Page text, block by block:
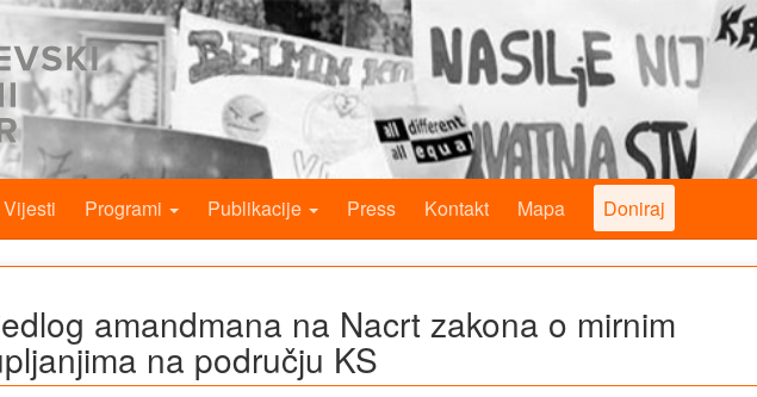
Vijesti Programi Publikacije Press Kontakt Mapa Doniraj
amandmana na Nacrt zakona o mirnim
na području KS